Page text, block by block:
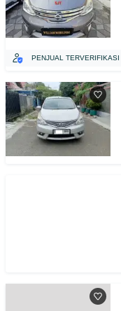
PENJUAL TERVERIFIKASI